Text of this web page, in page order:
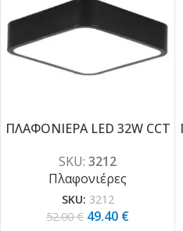
ΠΛΑΦΟΝΙΕΡΑ LED 32W CCT
SKU: 3212
Πλαφονιέρες
SKU: 3212
52.00€ 49.40 €